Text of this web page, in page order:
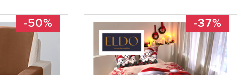
-50% -37%